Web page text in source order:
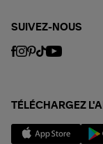
SUIVEZ-NOUS
TÉLÉCHARGEZ